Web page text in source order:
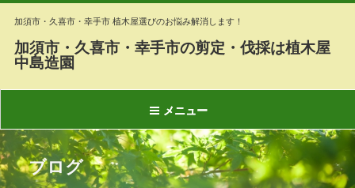
加須市・久喜市・幸手市 植木屋選びのお悩み解消します！
加須市・久喜市・幸手市の剪定・伐採は植木屋
中島造園
メニュー
ブログ